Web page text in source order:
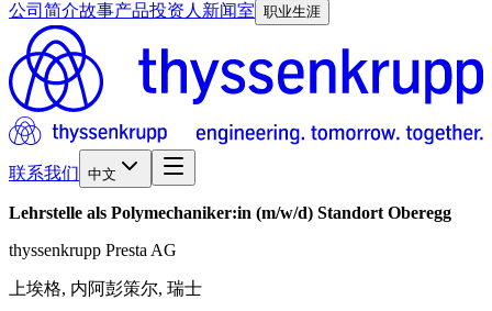
公司简介故事产品投资人 新闻室 职业生涯
联系我们 中文
Lehrstelle als Polymechaniker:in (m/w/d) Standort Oberegg
thyssenkrupp Presta AG
上埃格, 内阿彭策尔, 瑞士